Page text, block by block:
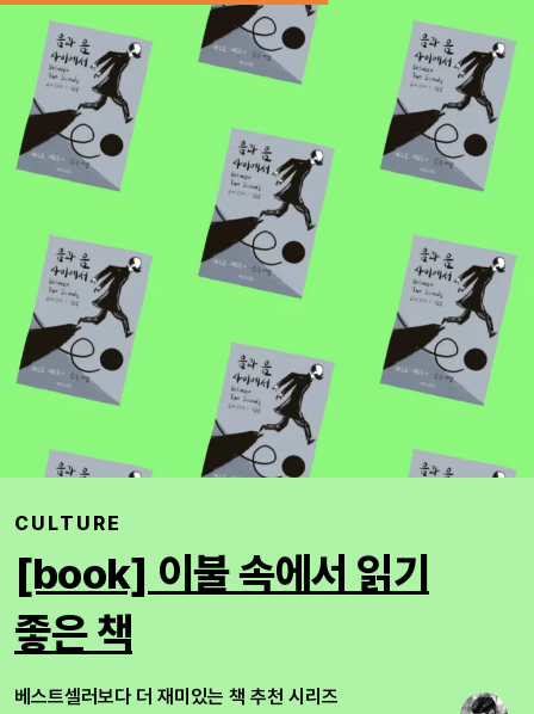
CULTURE
[book] 이불 속에서 읽기
좋은 책
베스트셀러보다 더 재미있는 책 추천 시리즈